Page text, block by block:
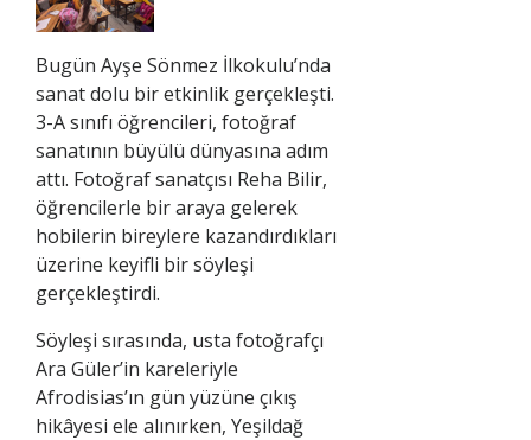
Bugün Ayşe Sönmez İlkokulu’nda
sanat dolu bir etkinlik gerçekleşti.
3-A sınıfı öğrencileri, fotoğraf
sanatının büyülü dünyasına adım
attı. Fotoğraf sanatçısı Reha Bilir,
öğrencilerle bir araya gelerek
hobilerin bireylere kazandırdıkları
üzerine keyifli bir söyleşi
gerçekleştirdi.
Söyleşi sırasında, usta fotoğrafçı
Ara Güler’in kareleriyle
Afrodisias’ın gün yüzüne çıkış
hikâyesi ele alınırken, Yeşildağ